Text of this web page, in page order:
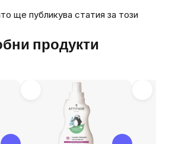
ще публикува статия за този
продукти